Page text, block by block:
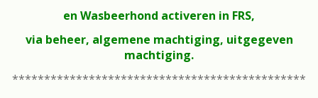
en Wasbeerhond activeren in FRS,
via beheer, algemene machtiging, uitgegeven
machtiging.
**********************************************